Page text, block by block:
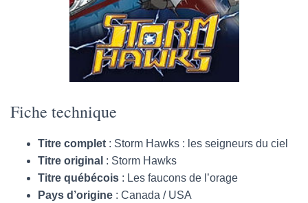
Fiche technique
Titre complet : Storm Hawks : les seigneurs du ciel
Titre original : Storm Hawks
Titre québécois : Les faucons de l’orage
Pays d’origine : Canada / USA